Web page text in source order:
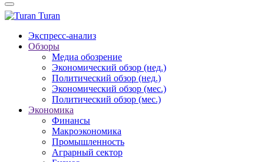
Turan
Экспресс-анализ
Обзоры
Медиа обозрение
Экономический обзор (нед.)
Политический обзор (нед.)
Экономический обзор (мес.)
Политический обзор (мес.)
Экономика
Финансы
Макроэкономика
Промышленность
Аграрный сектор